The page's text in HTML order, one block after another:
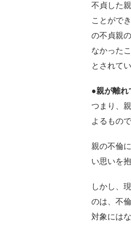
不貞した
ことがで
の不貞親
なかった
とされてい
●親が離れ
つまり、
よるもの
親の不倫
い思いを抱
しかし、
のは、不
対象には